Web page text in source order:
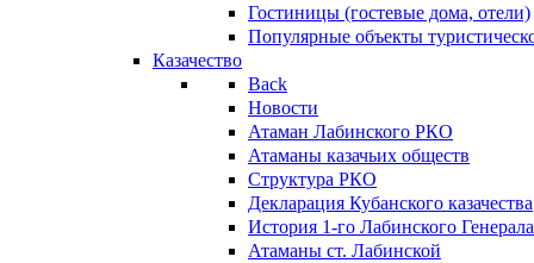
Гостиницы (гостевые дома, отели)
Популярные объекты
Казачество
Back
Новости
Атаман Лабинского РКО
Атаманы казачьих обществ
Структура РКО
Декларация Кубанского казачества
История 1-го Лабинского
Атаманы ст. Лабинской